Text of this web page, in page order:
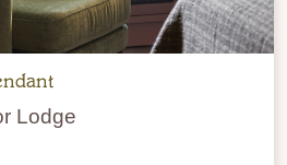
Lodge